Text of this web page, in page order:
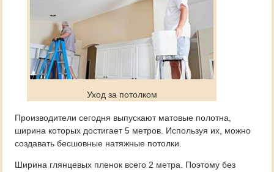
Уход за потолком
Производители сегодня выпускают матовые полотна,
ширина которых достигает 5 метров. Используя их, можно
создавать бесшовные натяжные потолки.
Ширина глянцевых пленок всего 2 метра. Поэтому без